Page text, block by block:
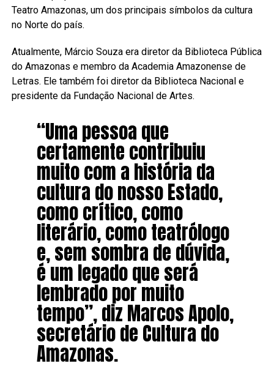
Teatro Amazonas, um dos principais símbolos da cultura
no Norte do país.
Atualmente, Márcio Souza era diretor da Biblioteca Pública
do Amazonas e membro da Academia Amazonense de
Letras. Ele também foi diretor da Biblioteca Nacional e
presidente da Fundação Nacional de Artes.
“Uma pessoa que
certamente contribuiu
muito com a história da
cultura do nosso Estado,
como crítico, como
literário, como teatrólogo
e, sem sombra de dúvida,
é um legado que será
lembrado por muito
tempo”, diz Marcos Apolo,
secretário de Cultura do
Amazonas.